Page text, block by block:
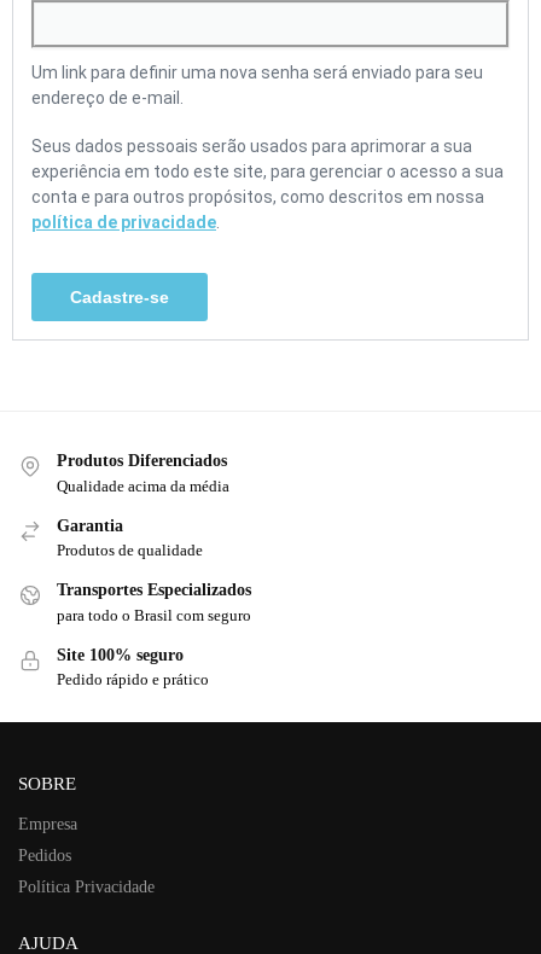
Um link para definir uma nova senha será enviado para seu
endereço de e-mail.
Seus dados pessoais serão usados para aprimorar a sua
experiência em todo este site, para gerenciar o acesso a sua
conta e para outros propósitos, como descritos em nossa
política de privacidade.
Cadastre-se
Produtos Diferenciados
Qualidade acima da média
Garantia
Produtos de qualidade
Transportes Especializados
para todo o Brasil com seguro
Site 100% seguro
Pedido rápido e prático
SOBRE
Empresa
Pedidos
Política Privacidade
AJUDA